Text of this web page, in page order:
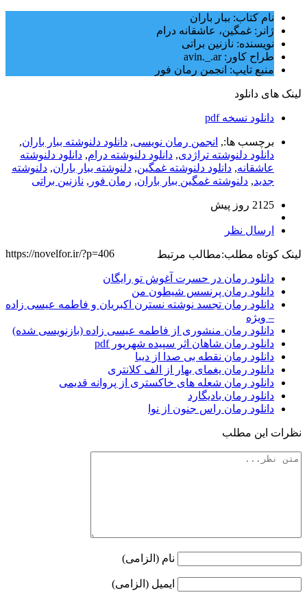
نام کتاب: ببار باران
ژانر: غمگین، عاشقانه درام
نویسنده: نازنین براتی
طراح کاور: avin._.ar
منبع تایپ: انجمن رمان فور
لینک های دانلود
دانلود نسخه pdf
برچسب ها:, انجمن رمان نویسی, دانلود دلنوشته ببار باران,
دانلود دلنوشته تراژدی‌, دانلود دلنوشته درام, دانلود دلنوشته
عاشقانه, دانلود دلنوشته غمگین, دلنوشته ببار باران, دلنوشته
جدید, دلنوشته غمگین ببار باران, رمان فور , نازنین براتی
2125 روز پيش
ارسال نظر
https://novelfor.ir/?p=406
لینک کوتاه مطلب:مطالب مرتبط
دانلود رمان در حسرت آغوش تو رایگان
دانلود رمان پرنسس شیطون من
دانلود رمان تجسد نوشته نسترن اکبریان و فاطمه عیسی زاده
– ویژه
دانلود رمان منشوری از فاطمه عیسی زاده (بازنویسی شده)
دانلود رمان شاهان اثر سپیده شهریور pdf
دانلود رمان نقطه بی صدا از دیبا
دانلود رمان یغمای بهار از الف کلانتری
دانلود رمان شعله های خاکستری از پروانه قدیمی
دانلود رمان بادیگارد
دانلود رمان راس جنون از نوا
نظرات این مطلب
نام (الزامی)
ایمیل (الزامی)